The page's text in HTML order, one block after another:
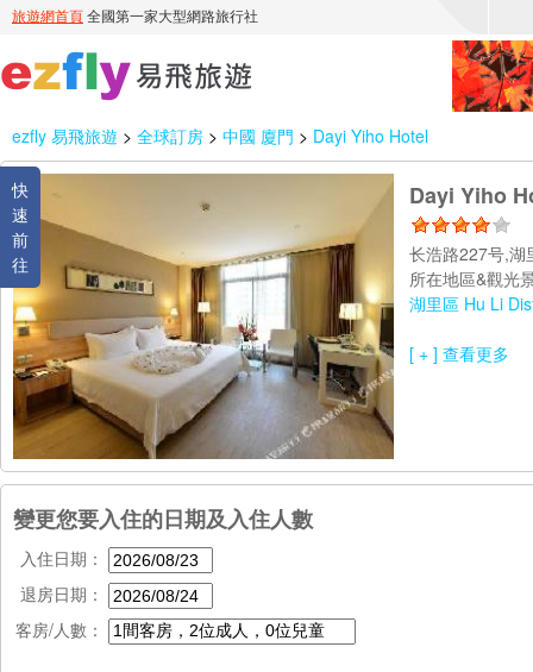
ezfly 易飛旅遊 > 全球訂房 > 中國 廈門 > Dayi Yiho Hotel
快
速
前
往
Dayi Yiho
长浩路227号,
所在地區&觀光
湖里區 Hu Li
[ + ] 查看更多
變更您要入住的日期及入住人數
入住日期：
退房日期：
客房/人數：